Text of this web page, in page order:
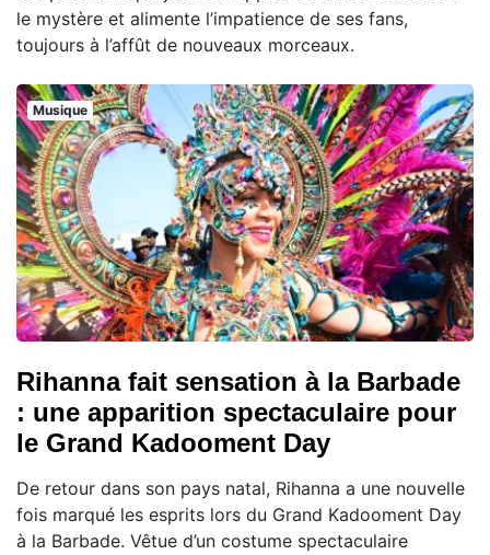
le mystère et alimente l’impatience de ses fans,
toujours à l’affût de nouveaux morceaux.
Musique
Rihanna fait sensation à la Barbade
: une apparition spectaculaire pour
le Grand Kadooment Day
De retour dans son pays natal, Rihanna a une nouvelle
fois marqué les esprits lors du Grand Kadooment Day
à la Barbade. Vêtue d’un costume spectaculaire